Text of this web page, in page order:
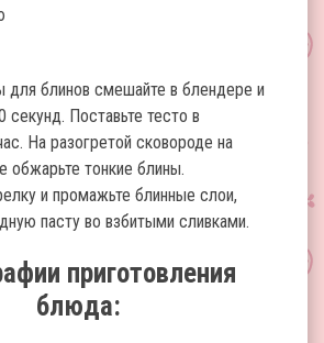
для блинов смешайте в блендере и
секунд. Поставьте тесто в
На разогретой сковороде на
обжарьте тонкие блины.
и промажьте блинные слои,
пасту во взбитыми сливками.
приготовления
блюда: